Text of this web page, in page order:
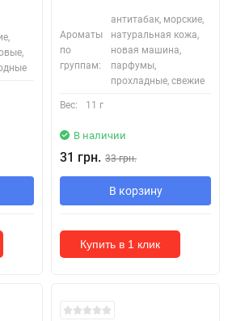
Ароматы
по
группам:
антитабак, морские,
натуральная кожа,
новая машина,
парфумы,
прохладные, свежие
Вес: 11 г
В наличии
31 грн. 33 грн.
В корзину
Купить в 1 клик